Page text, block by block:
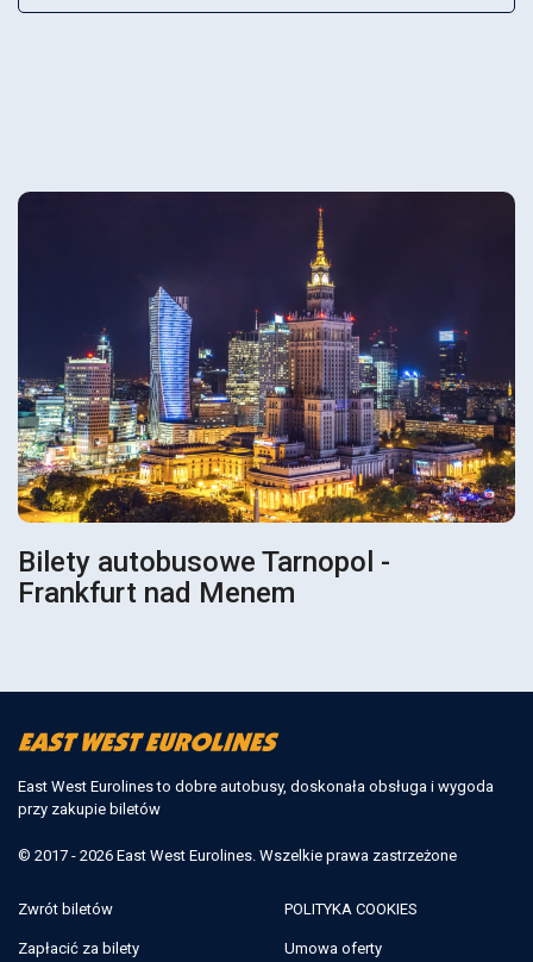
Bilety autobusowe Tarnopol -
Frankfurt nad Menem
East West Eurolines to dobre autobusy, doskonała obsługa i wygoda
przy zakupie biletów
© 2017 - 2026 East West Eurolines. Wszelkie prawa zastrzeżone
Zwrót biletów
Zapłacić za bilety
POLITYKA COOKIES
Umowa oferty